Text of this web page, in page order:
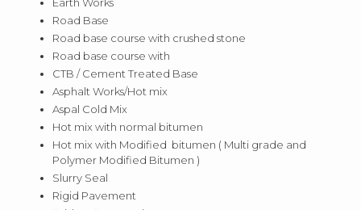
Road Base
Road base course with crushed stone
Road base course with
CTB / Cement Treated Base
Asphalt Works/Hot mix
Aspal Cold Mix
Hot mix with normal bitumen
Hot mix with Modified bitumen ( Multi grade and
Polymer Modified Bitumen )
Slurry Seal
Rigid Pavement